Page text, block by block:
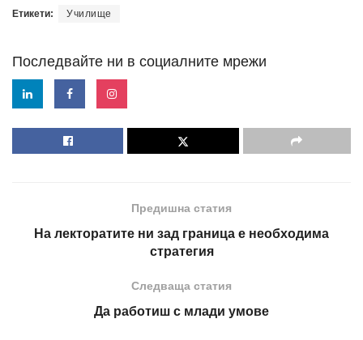
Етикети: Училище
Последвайте ни в социалните мрежи
Предишна статия
На лекторатите ни зад граница е необходима
стратегия
Следваща статия
Да работиш с млади умове